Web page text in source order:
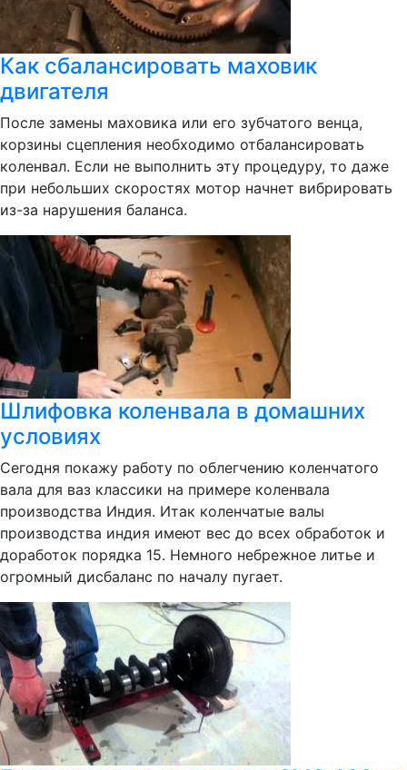
Как сбалансировать маховик
двигателя
После замены маховика или его зубчатого венца,
корзины сцепления необходимо отбалансировать
коленвал. Если не выполнить эту процедуру, то даже
при небольших скоростях мотор начнет вибрировать
из-за нарушения баланса.
Шлифовка коленвала в домашних
условиях
Сегодня покажу работу по облегчению коленчатого
вала для ваз классики на примере коленвала
производства Индия. Итак коленчатые валы
производства индия имеют вес до всех обработок и
доработок порядка 15. Немного небрежное литье и
огромный дисбаланс по началу пугает.